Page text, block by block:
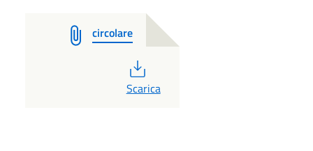
circolare
PDF
Scarica